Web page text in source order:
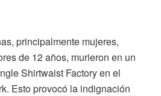
principalmente mujeres,
de 12 años, murieron en un
Shirtwaist Factory en el
Esto provocó la indignación